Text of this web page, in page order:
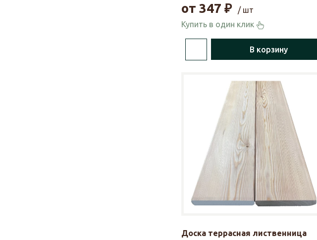
от 347 ₽
/ шт
Купить в один клик
В корзину
Доска террасная лиственница